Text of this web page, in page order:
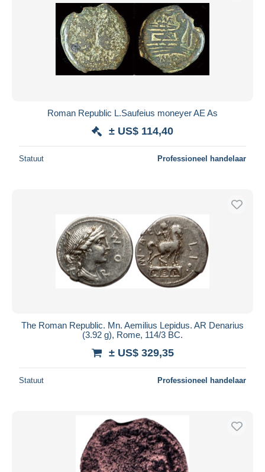
Roman Republic L.Saufeius moneyer AE As
± US$ 114,40
Statuut Professioneel handelaar
The Roman Republic. Mn. Aemilius Lepidus. AR Denarius
(3.92 g), Rome, 114/3 BC.
± US$ 329,35
Statuut Professioneel handelaar